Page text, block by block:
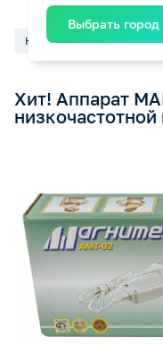
Выбрать город
Новость 22.02.2026
Хит! Аппарат